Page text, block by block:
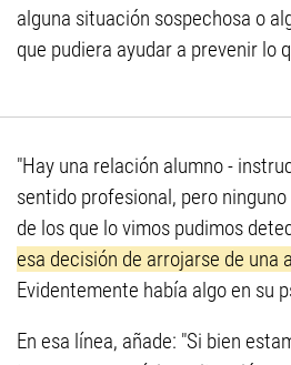
alguna situación sospechosa o
que pudiera ayudar a prevenir lo
"Hay una relación alumno -
sentido profesional, pero
de los que lo vimos pudimos
esa decisión de arrojarse de una
Evidentemente había algo en su
En esa línea, añade: "Si bien